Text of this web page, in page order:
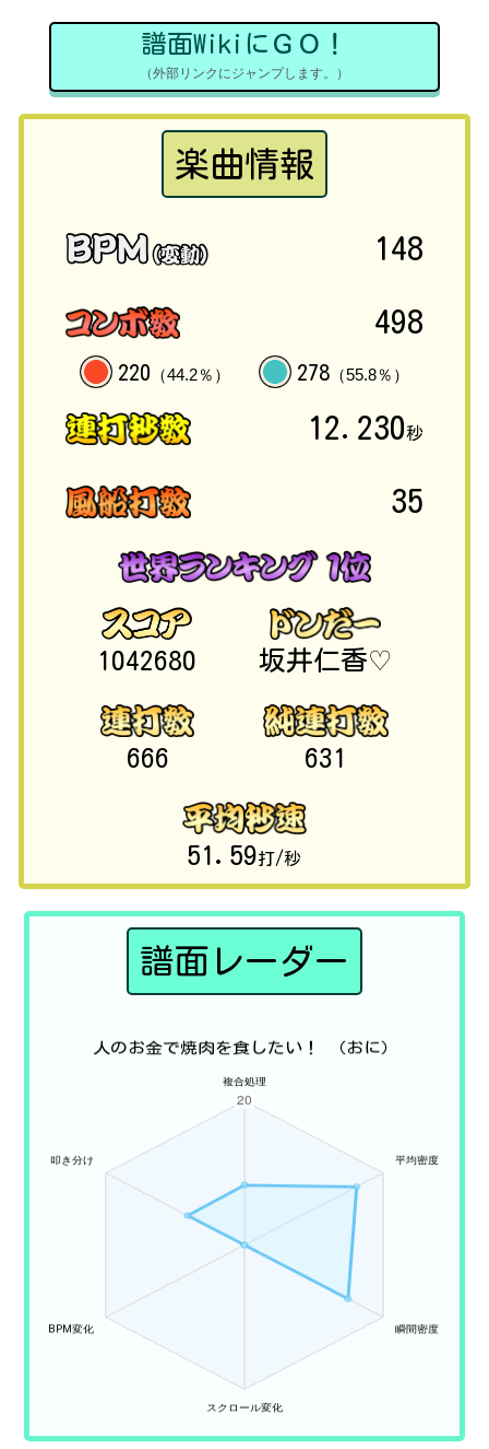
譜面WikiにＧＯ！
（外部リンクにジャンプします。）
楽曲情報
148
498
220 （44.2％） 278（55.8％）
12.230秒
35
1042680 坂井仁香♡
666 631
51.59打/秒
譜面レーダー